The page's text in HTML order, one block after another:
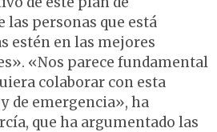
las personas que está
estén en las mejores
«Nos parece fundamental
colaborar con esta
de emergencia», ha
que ha argumentado las